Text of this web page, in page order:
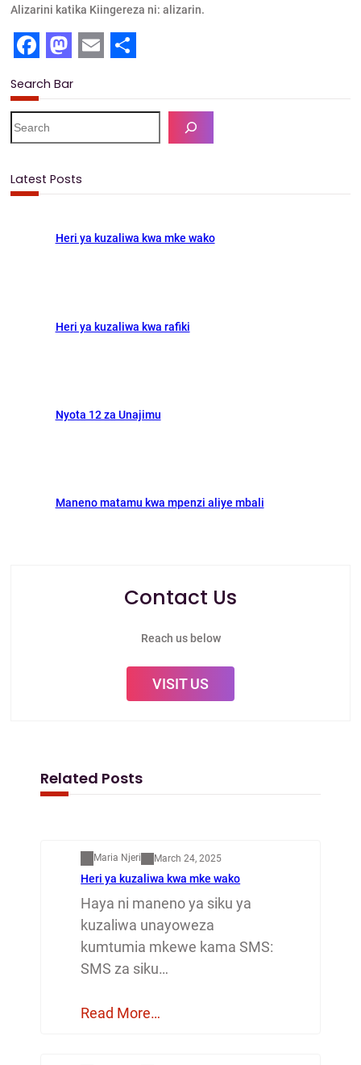
Alizarini katika Kiingereza ni: alizarin.
a
c
e
b
o
a
s
t
o
d
o
n
m
a
i
l
h
a
r
Search Bar
e
c
Latest Posts
Heri ya kuzaliwa kwa mke wako
Heri ya kuzaliwa kwa rafiki
Nyota 12 za Unajimu
Maneno matamu kwa mpenzi aliye mbali
Contact Us
Reach us below
VISIT US
Related Posts
Maria Njeri March 24, 2025
Heri ya kuzaliwa kwa mke wako
Haya ni maneno ya siku ya
kuzaliwa unayoweza
kumtumia mkewe kama SMS:
SMS za siku…
Read More…